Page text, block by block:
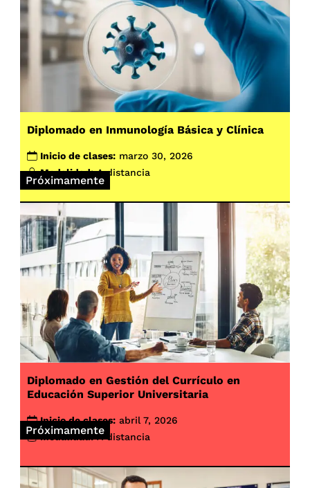
Próximamente
Diplomado en Inmunología Básica y Clínica
Inicio de clases: marzo 30, 2026
Modalidad: A distancia
Próximamente
Diplomado en Gestión del Currículo en
Educación Superior Universitaria
Inicio de clases: abril 7, 2026
Modalidad: A distancia